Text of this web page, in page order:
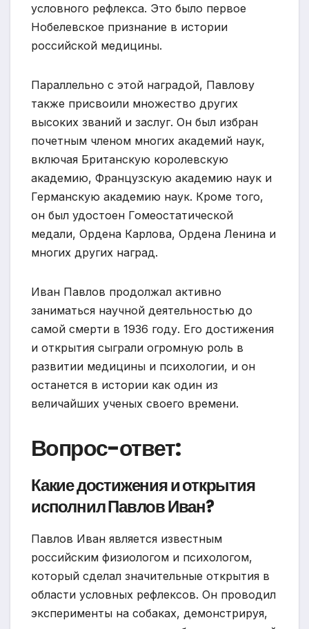
условного рефлекса. Это было первое
Нобелевское признание в истории
российской медицины.
Параллельно с этой наградой, Павлову
также присвоили множество других
высоких званий и заслуг. Он был избран
почетным членом многих академий наук,
включая Британскую королевскую
академию, Французскую академию наук и
Германскую академию наук. Кроме того,
он был удостоен Гомеостатической
медали, Ордена Карлова, Ордена Ленина и
многих других наград.
Иван Павлов продолжал активно
заниматься научной деятельностью до
самой смерти в 1936 году. Его достижения
и открытия сыграли огромную роль в
развитии медицины и психологии, и он
останется в истории как один из
величайших ученых своего времени.
Вопрос-ответ:
Какие достижения и открытия
исполнил Павлов Иван?
Павлов Иван является известным
российским физиологом и психологом,
который сделал значительные открытия в
области условных рефлексов. Он проводил
эксперименты на собаках, демонстрируя,